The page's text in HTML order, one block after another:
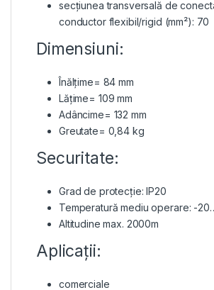
secțiunea transversală de
conductor flexibil/rigid (mm²): 70
Dimensiuni:
Înălțime= 84 mm
Lățime= 109 mm
Adâncime= 132 mm
Greutate= 0,84 kg
Securitate:
Grad de protecție: IP20
Temperatură mediu operare: -
Altitudine max. 2000m
Aplicații:
comerciale